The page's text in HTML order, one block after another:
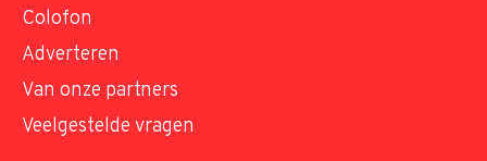
Colofon
Adverteren
Van onze partners
Veelgestelde vragen